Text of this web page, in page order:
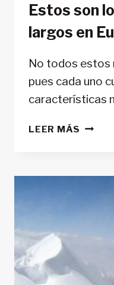
Estos son
largos en
No todos estos
pues cada uno
características
LEER MÁS ESTOS